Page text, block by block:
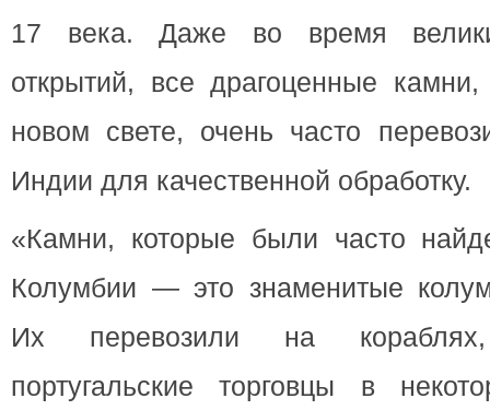
17 века. Даже во время
открытий, все драгоценные
новом свете, очень часто
Индии для качественной обработку.
«Камни, которые были часто
Колумбии — это знаменитые
Их перевозили на кораблях,
португальские торговцы в